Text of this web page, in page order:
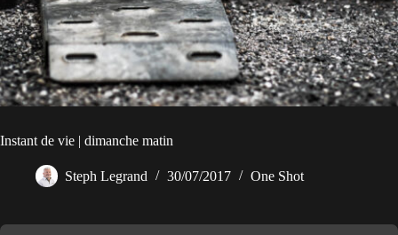
Instant de vie | dimanche matin
Steph Legrand 30/07/2017 One Shot